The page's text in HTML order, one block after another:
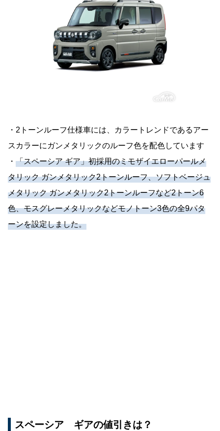
・2トーンルーフ仕様車には、カラートレンドであるアー
スカラーにガンメタリックのルーフ色を配色しています
・ 「スペーシア ギア」初採用のミモザイエローパールメ
タリック ガンメタリック2トーンルーフ、ソフトベージュ
メタリック ガンメタリック2トーンルーフなど2トーン6
色、モスグレーメタリックなどモノトーン3色の全9パタ
ーンを設定しました。
スペーシア ギアの値引きは？